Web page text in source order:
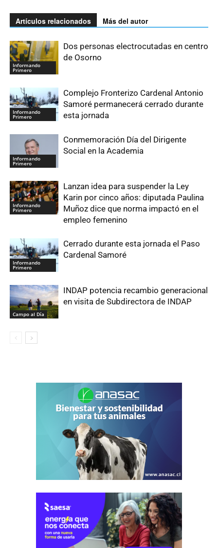
Artículos relacionados Más del autor
Informando
Primero
Dos personas electrocutadas en centro
de Osorno
Informando
Primero
Complejo Fronterizo Cardenal Antonio
Samoré permanecerá cerrado durante
esta jornada
Informando
Primero
Conmemoración Día del Dirigente
Social en la Academia
Informando
Primero
Lanzan idea para suspender la Ley
Karin por cinco años: diputada Paulina
Muñoz dice que norma impactó en el
empleo femenino
Informando
Primero
Cerrado durante esta jornada el Paso
Cardenal Samoré
Campo al Día
INDAP potencia recambio generacional
en visita de Subdirectora de INDAP